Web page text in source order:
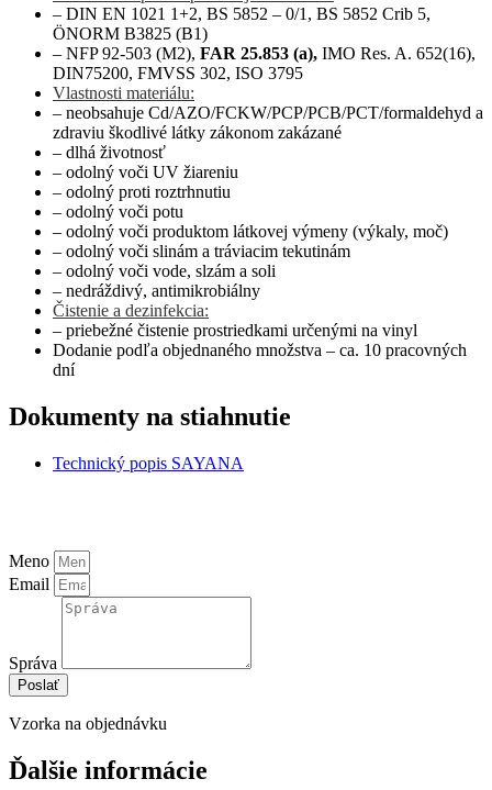
– DIN EN 1021 1+2, BS 5852 – 0/1, BS 5852 Crib 5,
ÖNORM B3825 (B1)
– NFP 92-503 (M2), FAR 25.853 (a), IMO Res. A. 652(16),
DIN75200, FMVSS 302, ISO 3795
Vlastnosti materiálu:
– neobsahuje Cd/AZO/FCKW/PCP/PCB/PCT/formaldehyd a
zdraviu škodlivé látky zákonom zakázané
– dlhá životnosť
– odolný voči UV žiareniu
– odolný proti roztrhnutiu
– odolný voči potu
– odolný voči produktom látkovej výmeny (výkaly, moč)
– odolný voči slinám a tráviacim tekutinám
– odolný voči vode, slzám a soli
– nedráždivý, antimikrobiálny
Čistenie a dezinfekcia:
– priebežné čistenie prostriedkami určenými na vinyl
Dodanie podľa objednaného množstva – ca. 10 pracovných
dní
Dokumenty na stiahnutie
Technický popis SAYANA
Meno
Email
Správa
Poslať
Vzorka na objednávku
Ďalšie informácie